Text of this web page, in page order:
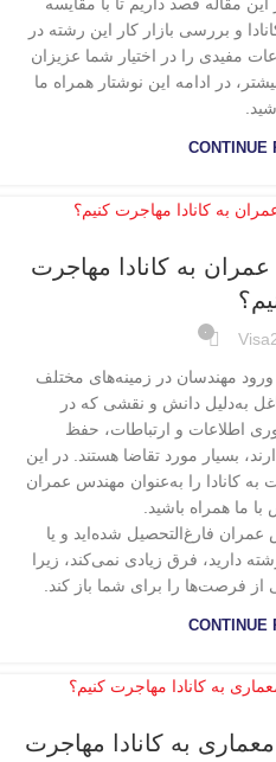
مقاله قصد داریم تا با مقایسه
و بررسی بازار کار این رشته در
مفیدی را در اختیار شما عزیزان
در ادامه این نوشتار همراه ما
CONTINUE
به کانادا مهاجرت
۰
ورود مهندسان در زمینه‌های مختلف
به‌دلیل دانش و نقشی که در
اطلاعات و ارتباطات، حفظ
بسیار مورد تقاضا هستند. در این
کانادا را به‌عنوان مهندس عمران
ما همراه باشید.
عمران فارغ‌التحصیل شده‌اید و یا
دارید، فرق زیادی نمی‌کند، زیرا
از فرصت‌ها را برای شما باز کند.
CONTINUE
به کانادا مهاجرت